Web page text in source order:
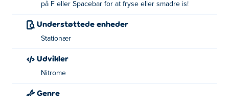
på F eller Spacebar for at fryse eller smadre is!
Understøttede enheder
Stationær
Udvikler
Nitrome
Genre